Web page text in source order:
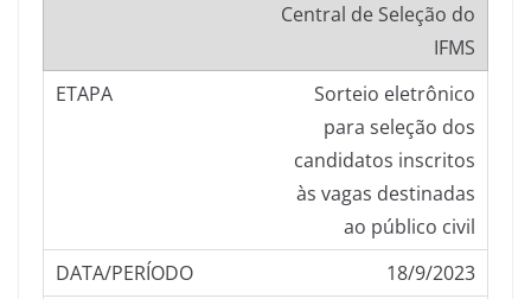
Central de Seleção do
IFMS
Sorteio eletrônico
para seleção dos
candidatos inscritos
às vagas destinadas
ao público civil
18/9/2023